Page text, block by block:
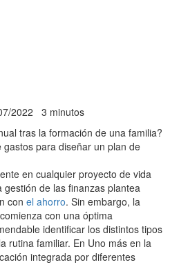
2022 3 minutos
tras la formación de una familia?
para diseñar un plan de
en cualquier proyecto de vida
de las finanzas plantea
con el ahorro. Sin embargo, la
con una óptima
identificar los distintos tipos
rutina familiar. En Uno más en la
integrada por diferentes